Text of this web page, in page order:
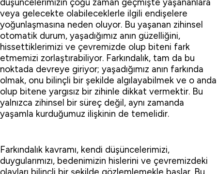
veya gelecekte olabileceklerle ilgili endişelere
yoğunlaşmasına neden oluyor. Bu yaşanan zihinsel
otomatik durum, yaşadığımız anın güzelliğini,
hissettiklerimizi ve çevremizde olup biteni fark
etmemizi zorlaştırabiliyor. Farkındalık, tam da bu
noktada devreye giriyor; yaşadığımız anın farkında
olmak, onu bilinçli bir şekilde algılayabilmek ve o anda
olup bitene yargısız bir zihinle dikkat vermektir. Bu
yalnızca zihinsel bir süreç değil, aynı zamanda
yaşamla kurduğumuz ilişkinin de temelidir.
Farkındalık kavramı, kendi düşüncelerimizi,
duygularımızı, bedenimizin hislerini ve çevremizdeki
olayları bilinçli bir şekilde gözlemlemekle başlar. Bu